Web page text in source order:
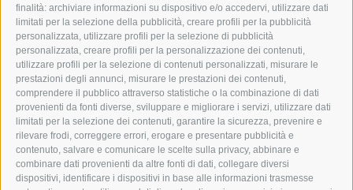
finalità: archiviare informazioni su dispositivo e/o accedervi, utilizzare dati
limitati per la selezione della pubblicità, creare profili per la pubblicità
personalizzata, utilizzare profili per la selezione di pubblicità
personalizzata, creare profili per la personalizzazione dei contenuti,
utilizzare profili per la selezione di contenuti personalizzati, misurare le
prestazioni degli annunci, misurare le prestazioni dei contenuti,
comprendere il pubblico attraverso statistiche o la combinazione di dati
provenienti da fonti diverse, sviluppare e migliorare i servizi, utilizzare dati
limitati per la selezione dei contenuti, garantire la sicurezza, prevenire e
rilevare frodi, correggere errori, erogare e presentare pubblicità e
contenuto, salvare e comunicare le scelte sulla privacy, abbinare e
combinare dati provenienti da altre fonti di dati, collegare diversi
dispositivi, identificare i dispositivi in base alle informazioni trasmesse
GRAFIK@DERERKER.IT
INFO@DERERKER.IT
BARBARA.FONTANA@DERERKER.IT
ERKER
PUBBLICITÀ NELL’ERKER
PUBBLICITÀ ONLINE
ADDEBITO DIRETTO SEPA
REGOLAMENTO COMMENTI
ONLINE VOTING